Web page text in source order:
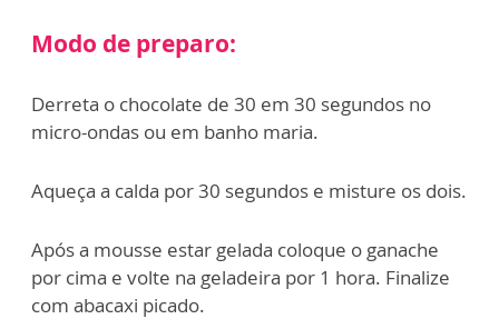
Modo de preparo:
Derreta o chocolate de 30 em 30 segundos no
micro-ondas ou em banho maria.
Aqueça a calda por 30 segundos e misture os dois.
Após a mousse estar gelada coloque o ganache
por cima e volte na geladeira por 1 hora. Finalize
com abacaxi picado.